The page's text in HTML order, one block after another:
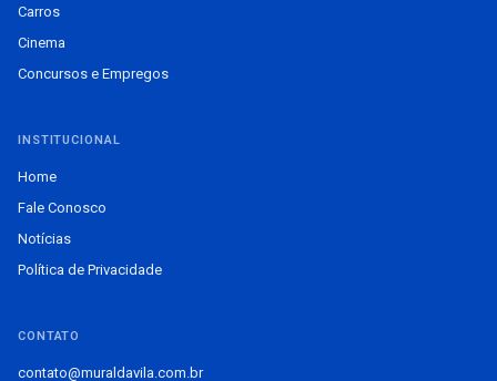
Carros
Cinema
Concursos e Empregos
INSTITUCIONAL
Home
Fale Conosco
Notícias
Política de Privacidade
CONTATO
contato@muraldavila.com.br